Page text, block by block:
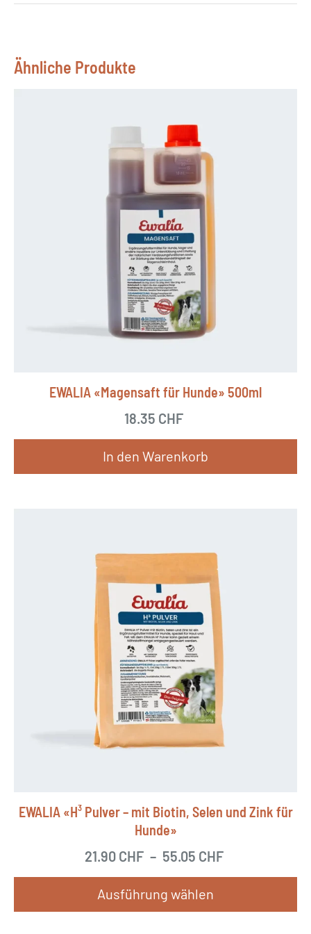
Ähnliche Produkte
EWALIA «Magensaft für Hunde» 500ml
18.35 CHF
In den Warenkorb
EWALIA «H³ Pulver – mit Biotin, Selen und Zink für
Hunde»
21.90 CHF – 55.05 CHF
Ausführung wählen